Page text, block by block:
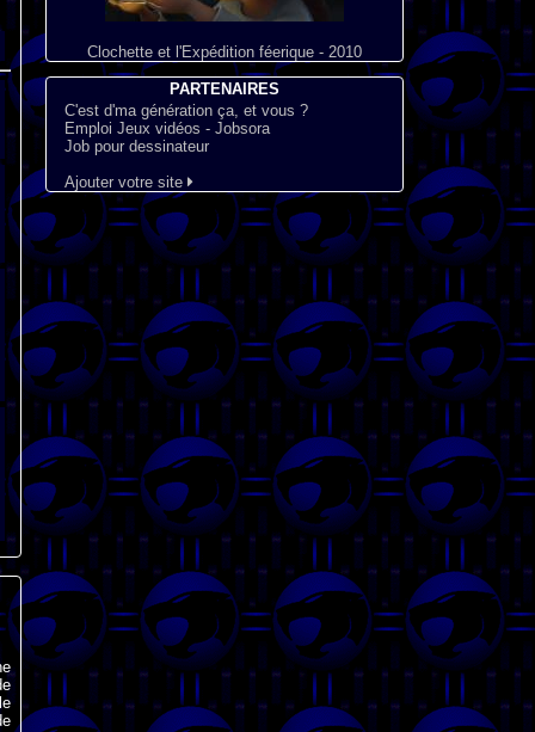
Clochette et l'Expédition féerique - 2010
PARTENAIRES
C'est d'ma génération ça, et vous ?
Emploi Jeux vidéos - Jobsora
Job pour dessinateur
Ajouter votre site